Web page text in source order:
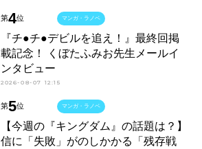
第4位
『チ●チ●デビルを追え！』最終回掲
載記念！ くぼたふみお先生メールイ
ンタビュー
2026-08-07 12:15
マンガ・ラノベ
第5位
【今週の『キングダム』の話題は？】
信に「失敗」がのしかかる「残存戦
マンガ・ラノベ